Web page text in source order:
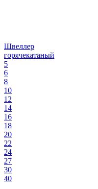
Швеллер
горячекатаный
5
6
8
10
12
14
16
18
20
22
24
27
30
40